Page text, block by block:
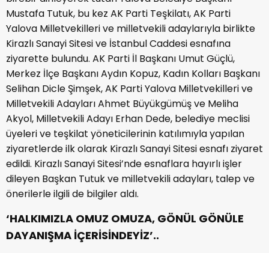
Mustafa Tutuk, bu kez AK Parti Teşkilatı, AK Parti
Yalova Milletvekilleri ve milletvekili adaylarıyla birlikte
Kirazlı Sanayi Sitesi ve İstanbul Caddesi esnafına
ziyarette bulundu. AK Parti İl Başkanı Umut Güçlü,
Merkez İlçe Başkanı Aydın Kopuz, Kadın Kolları Başkanı
Selihan Dicle Şimşek, AK Parti Yalova Milletvekilleri ve
Milletvekili Adayları Ahmet Büyükgümüş ve Meliha
Akyol, Milletvekili Adayı Erhan Dede, belediye meclisi
üyeleri ve teşkilat yöneticilerinin katılımıyla yapılan
ziyaretlerde ilk olarak Kirazlı Sanayi Sitesi esnafı ziyaret
edildi. Kirazlı Sanayi Sitesi’nde esnaflara hayırlı işler
dileyen Başkan Tutuk ve milletvekili adayları, talep ve
önerilerle ilgili de bilgiler aldı.
‘HALKIMIZLA OMUZ OMUZA, GÖNÜL GÖNÜLE
DAYANIŞMA İÇERİSİNDEYİZ’..